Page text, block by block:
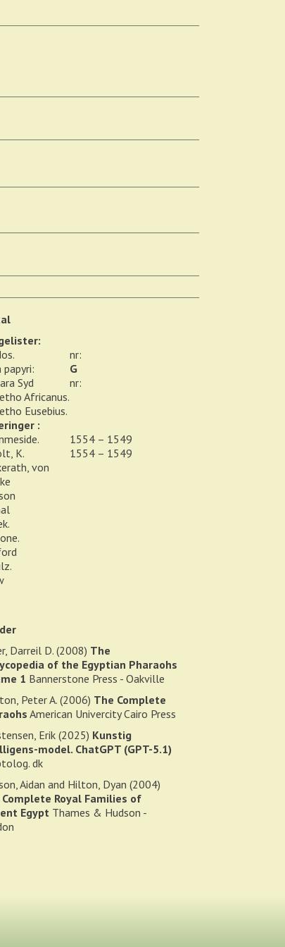
nr:
papyri:
G
Syd
nr:
Africanus.
Eusebius.
:
1554 – 1549
K.
1554 – 1549
von
Darreil D. (2008) The
of the Egyptian Pharaohs
1 Bannerstone Press - Oakville
Peter A. (2006) The Complete
American Univercity Cairo Press
Erik (2025) Kunstig
model. ChatGPT (GPT-5.1)
dk
Aidan and Hilton, Dyan (2004)
Royal Families of
Egypt Thames & Hudson -